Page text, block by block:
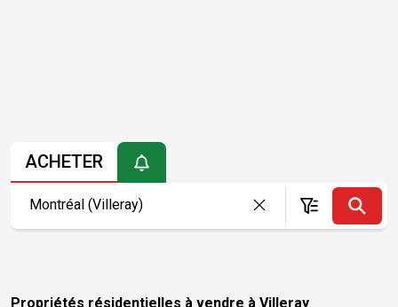
ACHETER
Propriétés résidentielles à vendre à Villeray